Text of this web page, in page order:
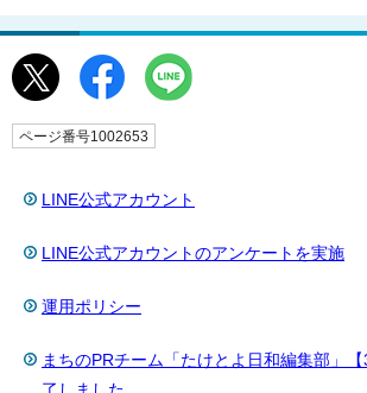
ページ番号1002653
LINE公式アカウント
LINE公式アカウントのアンケートを実施
運用ポリシー
まちのPRチーム「たけとよ日和編集部」